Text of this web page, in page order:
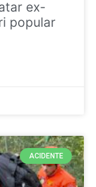
ex-
popular
ACIDENTE